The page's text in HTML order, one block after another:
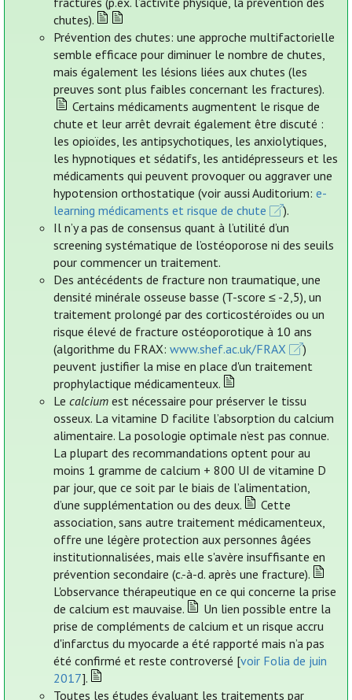
chutes).
Prévention des chutes: une approche multifactorielle
semble efficace pour diminuer le nombre de chutes,
mais également les lésions liées aux chutes (les
preuves sont plus faibles concernant les fractures).
Certains médicaments augmentent le risque de
chute et leur arrêt devrait également être discuté :
les opioïdes, les antipsychotiques, les anxiolytiques,
les hypnotiques et sédatifs, les antidépresseurs et les
médicaments qui peuvent provoquer ou aggraver une
hypotension orthostatique (voir aussi Auditorium:e-
learning médicaments et risque de chute
).
Il n’y a pas de consensus quant à l’utilité d’un
screening systématique de l’ostéoporose ni des seuils
pour commencer un traitement.
Des antécédents de fracture non traumatique, une
densité minérale osseuse basse (T-score ≤ -2,5), un
traitement prolongé par des corticostéroïdes ou un
risque élevé de fracture ostéoporotique à 10 ans
(algorithme du FRAX:www.shef.ac.uk/FRAX
)
peuvent justifier la mise en place d'un traitement
prophylactique médicamenteux.
Lecalcium est nécessaire pour préserver le tissu
osseux. La vitamine D facilite l’absorption du calcium
alimentaire. La posologie optimale n’est pas connue.
La plupart des recommandations optent pour au
moins 1 gramme de calcium + 800 UI de vitamine D
par jour, que ce soit par le biais de l’alimentation,
d’une supplémentation ou des deux.
Cette
association, sans autre traitement médicamenteux,
offre une légère protection aux personnes âgées
institutionnalisées, mais elle s'avère insuffisante en
prévention secondaire (c.-à-d. après une fracture).
L'observance thérapeutique en ce qui concerne la prise
de calcium est mauvaise.
Un lien possible entre la
prise de compléments de calcium et un risque accru
d'infarctus du myocarde a été rapporté mais n’a pas
été confirmé et reste controversé [voir Folia de juin
2017].
Toutes les études évaluant les traitements par